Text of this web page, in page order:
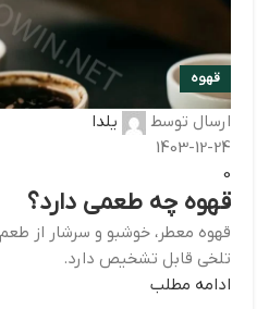
قهوه
ارسال توسط
یلدا
1403-12-24
0
قهوه چه طعمی دارد؟
قهوه معطر، خوشبو و سرشار از
تلخی قابل تشخیص دارد.
ادامه مطلب